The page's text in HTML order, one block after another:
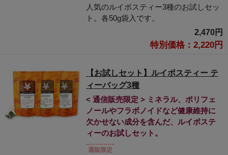
人気のルイボスティー3種のお試しセッ
ト。各50g袋入です。
2,470円
特別価格：2,220円
【お試しセット】ルイボスティー テ
ィーバッグ3種
< 通信販売限定 > ミネラル、ポリフェ
ノールやフラボノイドなど健康維持に
欠かせない成分を含んだ、ルイボステ
ィーのお試しセット。
通販限定